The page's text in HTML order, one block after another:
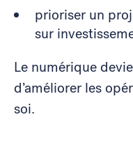
prioriser un
sur
Le numérique
d’améliorer les
soi.